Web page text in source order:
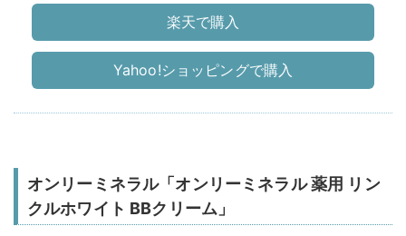
楽天で購入
Yahoo!ショッピングで購入
オンリーミネラル「オンリーミネラル 薬用 リン
クルホワイト BBクリーム」